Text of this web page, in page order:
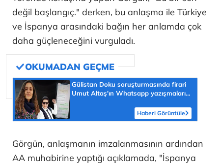
değil başlangıç." derken, bu anlaşma ile Türkiye
ve İspanya arasındaki bağın her anlamda çok
daha güçleneceğini vurguladı.
Gülistan Doku soruşturmasında firari
Umut Altaş'ın Whatsapp yazışmaları:
Haberi Görüntüle
Görgün, anlaşmanın imzalanmasının ardından
AA muhabirine yaptığı açıklamada, "İspanya